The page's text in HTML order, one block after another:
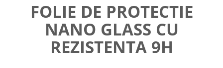
FOLIE DE PROTECTIE
NANO GLASS CU
REZISTENTA 9H